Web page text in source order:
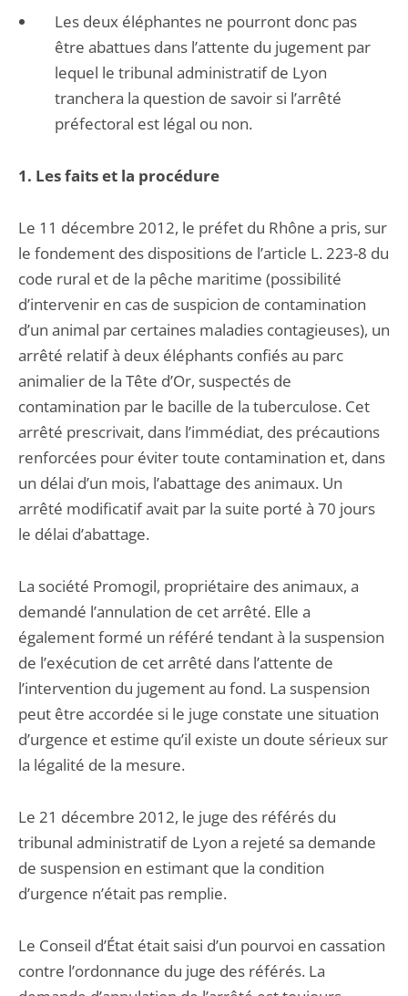
Les deux éléphantes ne pourront donc pas
être abattues dans l’attente du jugement par
lequel le tribunal administratif de Lyon
tranchera la question de savoir si l’arrêté
préfectoral est légal ou non.
1. Les faits et la procédure
Le 11 décembre 2012, le préfet du Rhône a pris, sur
le fondement des dispositions de l’article L. 223-8 du
code rural et de la pêche maritime (possibilité
d’intervenir en cas de suspicion de contamination
d’un animal par certaines maladies contagieuses), un
arrêté relatif à deux éléphants confiés au parc
animalier de la Tête d’Or, suspectés de
contamination par le bacille de la tuberculose. Cet
arrêté prescrivait, dans l’immédiat, des précautions
renforcées pour éviter toute contamination et, dans
un délai d’un mois, l’abattage des animaux. Un
arrêté modificatif avait par la suite porté à 70 jours
le délai d’abattage.
La société Promogil, propriétaire des animaux, a
demandé l’annulation de cet arrêté. Elle a
également formé un référé tendant à la suspension
de l’exécution de cet arrêté dans l’attente de
l’intervention du jugement au fond. La suspension
peut être accordée si le juge constate une situation
d’urgence et estime qu’il existe un doute sérieux sur
la légalité de la mesure.
Le 21 décembre 2012, le juge des référés du
tribunal administratif de Lyon a rejeté sa demande
de suspension en estimant que la condition
d’urgence n’était pas remplie.
Le Conseil d’État était saisi d’un pourvoi en cassation
contre l’ordonnance du juge des référés. La